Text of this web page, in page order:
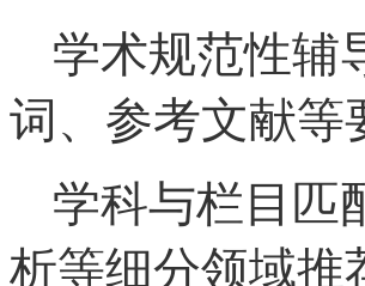
学术规范性辅
词、参考文献等
学科与栏目匹
析等细分领域推